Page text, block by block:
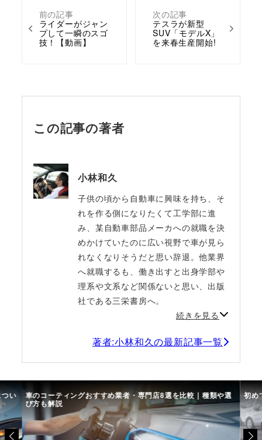
前の記事
ライダーがジャン
プして一瞬のスゴ
技！【動画】
次の記事
テスラが新型
SUV「モデルX」
を来春生産開始!
この記事の著者
小林和久
子供の頃から自動車に興味を持ち、そ
れを作る側になりたくて工学部に進
み、某自動車部品メーカへの就職を決
めかけていたのに広い視野で車が見ら
れなくなりそうだと思い辞退。他業界
へ就職するも、働き出すと出身学部や
理系や文系など関係ないと思い、出版
社である三栄書房へ。
続きを見る
著者:小林和久の最新記事一覧
い 車のコーティングおすすめ業者・専門店8選を比較｜種類や選
び方も解説
初め